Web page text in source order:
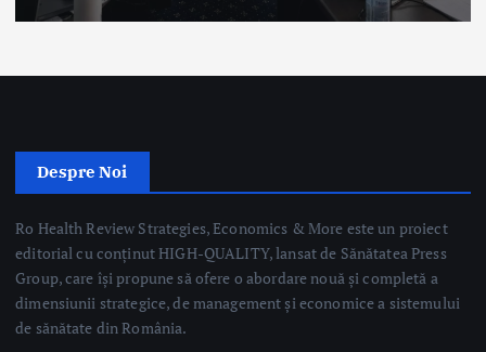
Despre Noi
Ro Health Review Strategies, Economics & More este un proiect
editorial cu conținut HIGH-QUALITY, lansat de Sănătatea Press
Group, care își propune să ofere o abordare nouă și completă a
dimensiunii strategice, de management și economice a sistemului
de sănătate din România.